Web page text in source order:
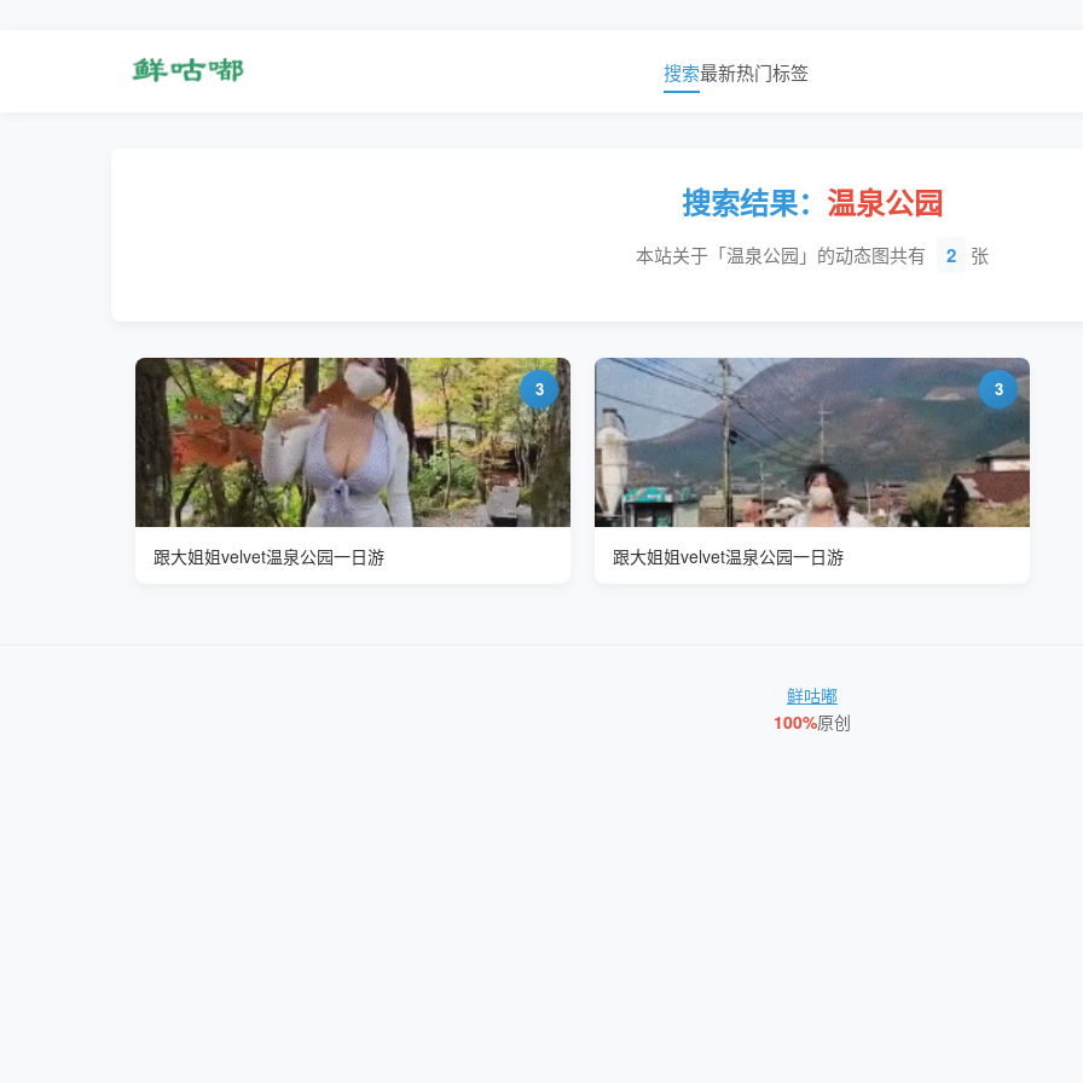
搜索最新热门标签
搜索结果： 温泉公园
本站关于「温泉公园」的动态图共有 2 张
3
跟大姐姐velvet温泉公园一日游
3
跟大姐姐velvet温泉公园一日游
鲜咕嘟
100%原创